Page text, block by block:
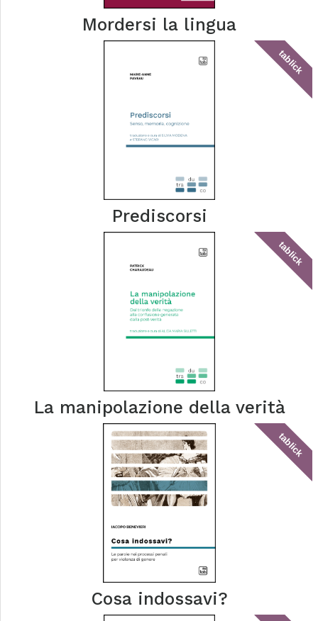
Mordersi la lingua
tablick
Prediscorsi
tablick
La manipolazione della verità
tablick
Cosa indossavi?